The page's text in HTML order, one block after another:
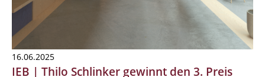
16.06.2025
IEB | Thilo Schlinker gewinnt den 3. Preis